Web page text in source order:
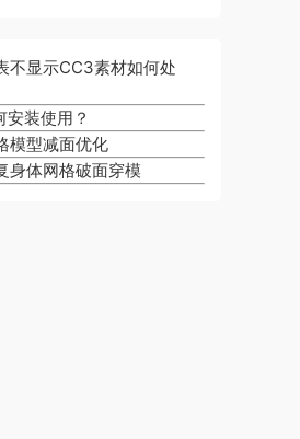
不显示CC3素材如何处
安装使用？
模型减面优化
身体网格破面穿模